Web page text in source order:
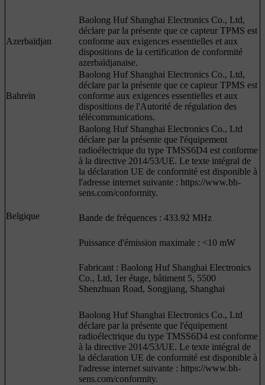
Azerbaïdjan
Baolong Huf Shanghai Electronics Co., Ltd,
déclare par la présente que ce capteur TPMS est
conforme aux exigences essentielles et aux
dispositions de la certification de conformité
azerbaïdjanaise.
Bahreïn
Baolong Huf Shanghai Electronics Co., Ltd,
déclare par la présente que ce capteur TPMS est
conforme aux exigences essentielles et aux
dispositions de l'Autorité de régulation des
télécommunications.
Belgique
Baolong Huf Shanghai Electronics Co., Ltd
déclare par la présente que l'équipement
radioélectrique du type TMSS6D4 est conforme
à la directive 2014/53/UE. Le texte intégral de
la déclaration UE de conformité est disponible à
l'adresse internet suivante : https://www.bh-
sens.com/conformity.
Bande de fréquences : 433.92 MHz
Puissance d'émission maximale : <10 mW
Fabricant : Baolong Huf Shanghai Electronics
Co., Ltd, 1er étage, bâtiment 5, 5500
Shenzhuan Road, Songjiang, Shanghai
Baolong Huf Shanghai Electronics Co., Ltd
déclare par la présente que l'équipement
radioélectrique du type TMSS6D4 est conforme
à la directive 2014/53/UE. Le texte intégral de
la déclaration UE de conformité est disponible à
l'adresse internet suivante : https://www.bh-
sens.com/conformity.